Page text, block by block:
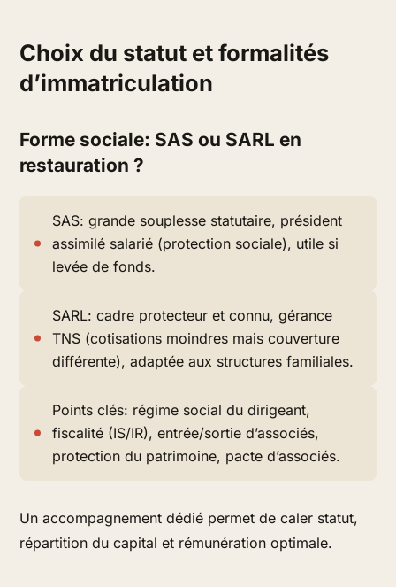
Choix du statut et formalités
d’immatriculation
Forme sociale: SAS ou SARL en
restauration ?
SAS: grande souplesse statutaire, président
assimilé salarié (protection sociale), utile si
levée de fonds.
SARL: cadre protecteur et connu, gérance
TNS (cotisations moindres mais couverture
différente), adaptée aux structures familiales.
Points clés: régime social du dirigeant,
fiscalité (IS/IR), entrée/sortie d’associés,
protection du patrimoine, pacte d’associés.
Un accompagnement dédié permet de caler statut,
répartition du capital et rémunération optimale.